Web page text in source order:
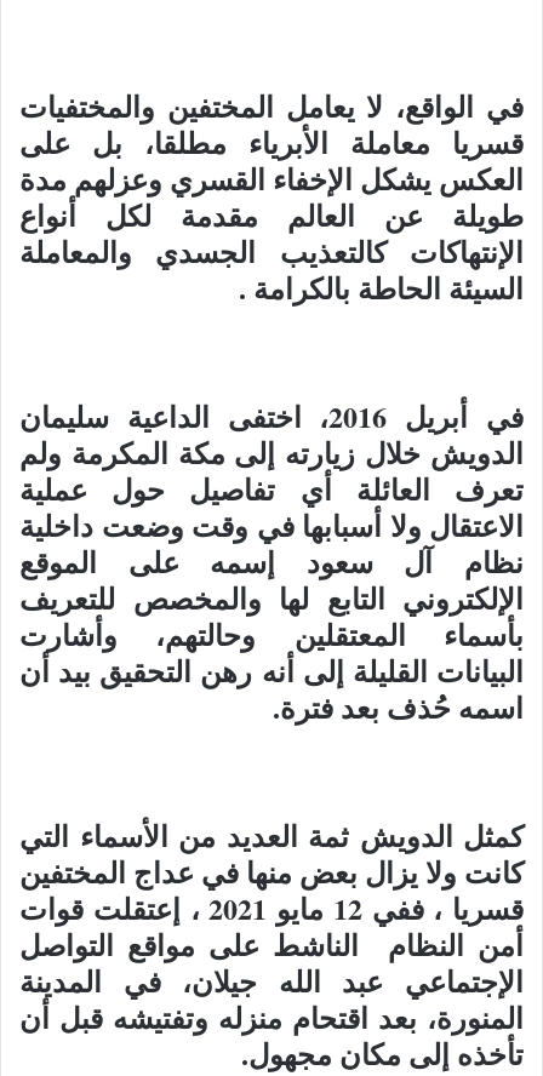
في الواقع، لا يعامل المختفين والمختفيات
قسريا معاملة الأبرياء مطلقا، بل على
العكس يشكل الإخفاء القسري وعزلهم مدة
طويلة عن العالم مقدمة لكل أنواع
الإنتهاكات كالتعذيب الجسدي والمعاملة
السيئة الحاطة بالكرامة .
في أبريل 2016، اختفى الداعية سليمان
الدويش خلال زيارته إلى مكة المكرمة ولم
تعرف العائلة أي تفاصيل حول عملية
الاعتقال ولا أسبابها في وقت وضعت داخلية
نظام آل سعود إسمه على الموقع
الإلكتروني التابع لها والمخصص للتعريف
بأسماء المعتقلين وحالتهم، وأشارت
البيانات القليلة إلى أنه رهن التحقيق بيد أن
اسمه حُذف بعد فترة.
كمثل الدويش ثمة العديد من الأسماء التي
كانت ولا يزال بعض منها في عداج المختفين
قسريا ، ففي 12 مايو 2021 ، إعتقلت قوات
أمن النظام الناشط على مواقع التواصل
الإجتماعي عبد الله جيلان، في المدينة
المنورة، بعد اقتحام منزله وتفتيشه قبل أن
تأخذه إلى مكان مجهول.